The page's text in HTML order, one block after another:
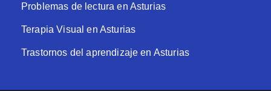
Problemas de lectura en Asturias
Terapia Visual en Asturias
Trastornos del aprendizaje en Asturias